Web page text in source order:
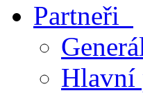
Partneři
Hlavní